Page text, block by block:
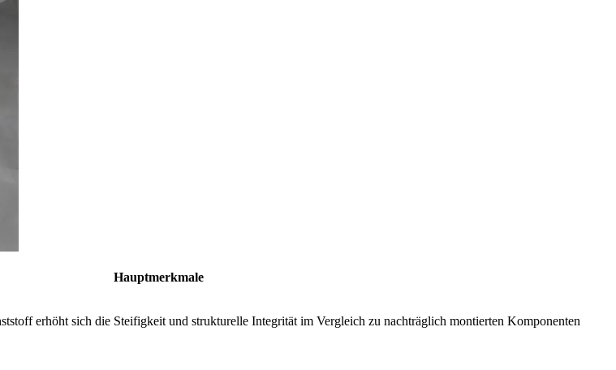
Hauptmerkmale
erhöht sich die Steifigkeit und strukturelle Integrität im Vergleich zu nachträglich montierten Komponenten